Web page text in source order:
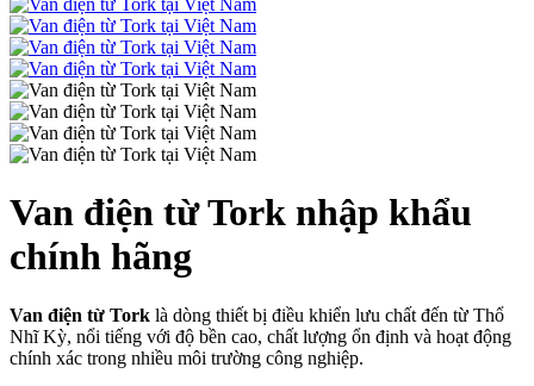
Van điện từ Tork nhập khẩu
chính hãng
Van điện từ Tork là dòng thiết bị điều khiển lưu chất đến từ Thổ
Nhĩ Kỳ, nổi tiếng với độ bền cao, chất lượng ổn định và hoạt động
chính xác trong nhiều môi trường công nghiệp.